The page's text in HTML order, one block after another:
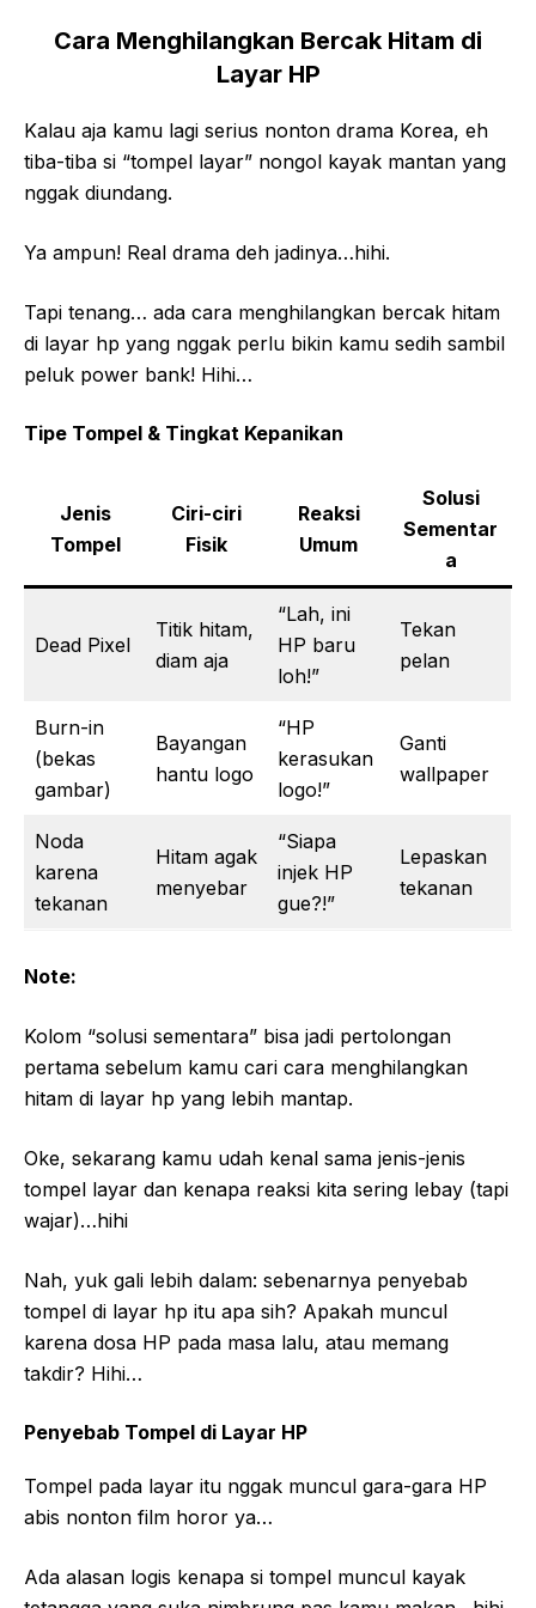
Cara Menghilangkan Bercak Hitam di
Layar HP
Kalau aja kamu lagi serius nonton drama Korea, eh
tiba-tiba si “tompel layar” nongol kayak mantan yang
nggak diundang.
Ya ampun! Real drama deh jadinya…hihi.
Tapi tenang… ada cara menghilangkan bercak hitam
di layar hp yang nggak perlu bikin kamu sedih sambil
peluk power bank! Hihi…
Tipe Tompel & Tingkat Kepanikan
Jenis
Tompel
Ciri-ciri
Fisik
Reaksi
Umum
Solusi
Sementar
a
Dead Pixel
Titik hitam,
diam aja
“Lah, ini
HP baru
loh!”
Tekan
pelan
Burn-in
(bekas
gambar)
Bayangan
hantu logo
“HP
kerasukan
logo!”
Ganti
wallpaper
Noda
karena
tekanan
Hitam agak
menyebar
“Siapa
injek HP
gue?!”
Lepaskan
tekanan
Note:
Kolom “solusi sementara” bisa jadi pertolongan
pertama sebelum kamu cari cara menghilangkan
hitam di layar hp yang lebih mantap.
Oke, sekarang kamu udah kenal sama jenis-jenis
tompel layar dan kenapa reaksi kita sering lebay (tapi
wajar)…hihi
Nah, yuk gali lebih dalam: sebenarnya penyebab
tompel di layar hp itu apa sih? Apakah muncul
karena dosa HP pada masa lalu, atau memang
takdir? Hihi…
Penyebab Tompel di Layar HP
Tompel pada layar itu nggak muncul gara-gara HP
abis nonton film horor ya…
Ada alasan logis kenapa si tompel muncul kayak